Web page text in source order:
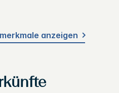
anzeigen